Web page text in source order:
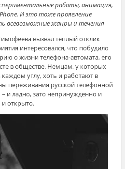
работы, анимация,
И это тоже проявление
всевозможные жанры и течения
вызвал теплый отклик
интересовался, что побудило
о жизни телефона-автомата, его
в обществе. Немцам, у которых
углу, хоть и работают в
переживания русской телефонной
и ладно, зато непринужденно и
открыто.